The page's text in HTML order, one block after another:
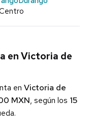
en Victoria de
en Victoria de
MXN, según los 15